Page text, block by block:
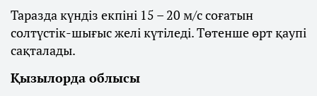
Таразда күндіз екпіні 15 – 20 м/с соғатын
солтүстік-шығыс желі күтіледі. Төтенше өрт қаупі
сақталады.
Қызылорда облысы